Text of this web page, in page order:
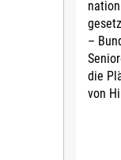
–
die
von